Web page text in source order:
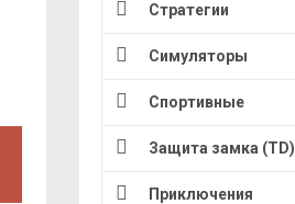
Стратегии
Симуляторы
Спортивные
Защита замка (TD)
Приключения